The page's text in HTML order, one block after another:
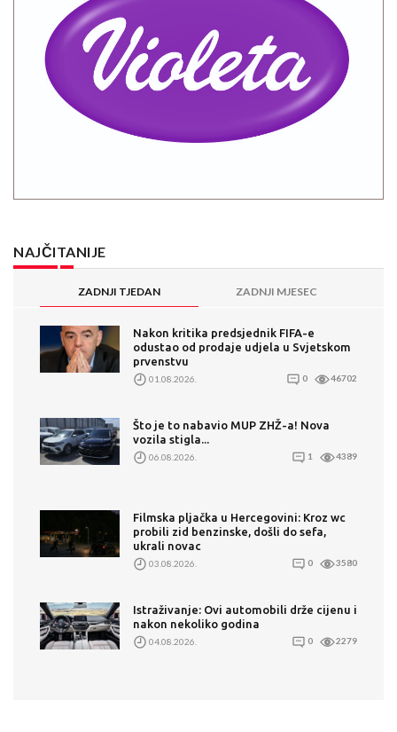
NAJČITANIJE
ZADNJI TJEDAN ZADNJI MJESEC
Nakon kritika predsjednik FIFA-e
odustao od prodaje udjela u Svjetskom
prvenstvu
01.08.2026. 0 46702
Što je to nabavio MUP ZHŽ-a! Nova
vozila stigla...
06.08.2026. 1 4389
Filmska pljačka u Hercegovini: Kroz wc
probili zid benzinske, došli do sefa,
ukrali novac
03.08.2026. 0 3580
Istraživanje: Ovi automobili drže cijenu i
nakon nekoliko godina
04.08.2026. 0 2279